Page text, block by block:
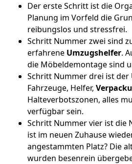
Der erste Schritt ist die
Planung im Vorfeld die
reibungslos und stressfrei.
Schritt Nummer zwei sind
erfahrene Umzugshelfer.
die Möbeldemontage sind
Schritt Nummer drei ist der
Fahrzeuge, Helfer,
Halteverbotszonen, alles
verfügbar sein.
Schritt Nummer vier ist die
ist im neuen Zuhause
angestammten Platz? Die
wurden besenrein